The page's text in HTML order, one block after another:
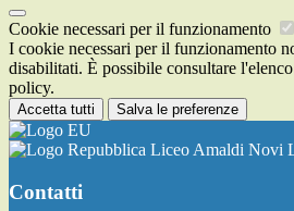
Cookie necessari per il funzionamento
I cookie necessari per il funzionamento
disabilitati. È possibile consultare
policy.
Accetta tutti Salva le preferenze
Liceo Amaldi Novi
Contatti